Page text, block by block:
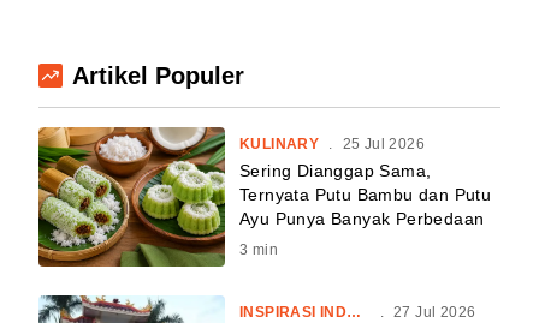
Artikel Populer
KULINARY . 25 Jul 2026
Sering Dianggap Sama,
Ternyata Putu Bambu dan Putu
Ayu Punya Banyak Perbedaan
3 min
INSPIRASI INDONESIA . 27 Jul 2026